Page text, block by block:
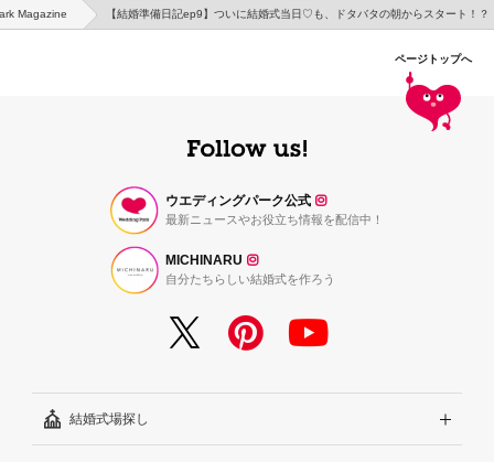
Magazine 【結婚準備日記ep9】ついに結婚式当日♡も、ドタバタの朝からスタート！？
ページトップへ
ウエディングパーク公式
最新ニュースやお役立ち情報を配信中！
MICHINARU
自分たちらしい結婚式を作ろう
結婚式場探し